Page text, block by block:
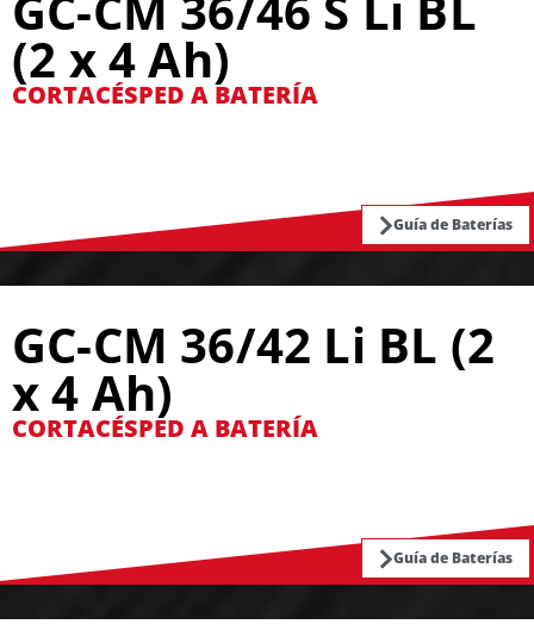
(2 x 4 Ah)
CORTACÉSPED A BATERÍA
Guía de Baterías
GC-CM 36/42 Li BL (2
x 4 Ah)
CORTACÉSPED A BATERÍA
Guía de Baterías